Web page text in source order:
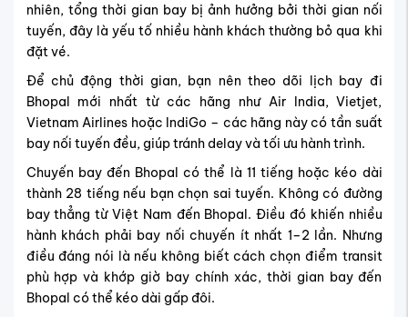
nhiên, tổng thời gian bay bị ảnh hưởng bởi thời gian nối
tuyến, đây là yếu tố nhiều hành khách thường bỏ qua khi
đặt vé.
Để chủ động thời gian, bạn nên theo dõi lịch bay đi
Bhopal mới nhất từ các hãng như Air India, Vietjet,
Vietnam Airlines hoặc IndiGo – các hãng này có tần suất
bay nối tuyến đều, giúp tránh delay và tối ưu hành trình.
Chuyến bay đến Bhopal có thể là 11 tiếng hoặc kéo dài
thành 28 tiếng nếu bạn chọn sai tuyến. Không có đường
bay thẳng từ Việt Nam đến Bhopal. Điều đó khiến nhiều
hành khách phải bay nối chuyến ít nhất 1–2 lần. Nhưng
điều đáng nói là nếu không biết cách chọn điểm transit
phù hợp và khớp giờ bay chính xác, thời gian bay đến
Bhopal có thể kéo dài gấp đôi.